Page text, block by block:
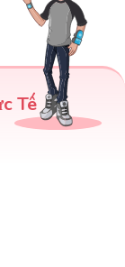
Tế